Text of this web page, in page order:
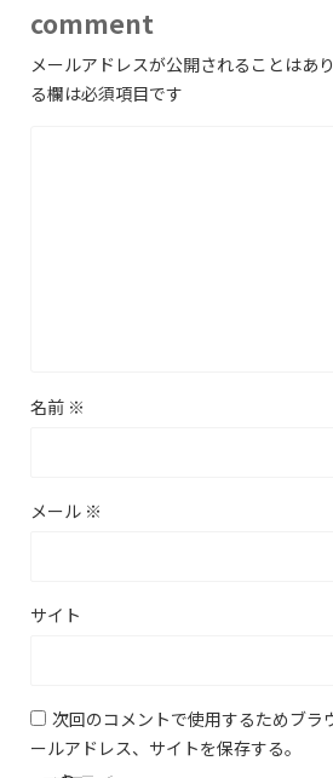
comment
メールアドレスが公開されることはあり
る欄は必須項目です
名前 ※
メール ※
サイト
次回のコメントで使用するためブラ
ールアドレス、サイトを保存する。